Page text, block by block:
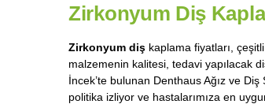
Zirkonyum Diş
Zirkonyum diş kaplama fiyatları,
malzemenin kalitesi, tedavi yapılacak
İncek’te bulunan Denthaus Ağız ve Diş
politika izliyor ve hastalarımıza en